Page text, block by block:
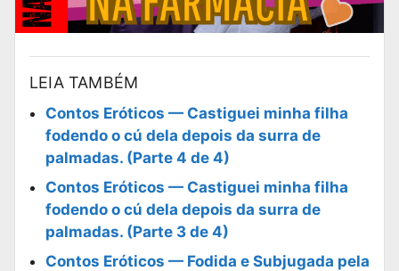
LEIA TAMBÉM
Contos Eróticos — Castiguei minha filha
fodendo o cú dela depois da surra de
palmadas. (Parte 4 de 4)
Contos Eróticos — Castiguei minha filha
fodendo o cú dela depois da surra de
palmadas. (Parte 3 de 4)
Contos Eróticos — Fodida e Subjugada pela